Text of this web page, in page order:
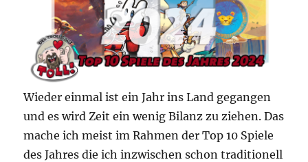
Wieder einmal ist ein Jahr ins Land gegangen
und es wird Zeit ein wenig Bilanz zu ziehen. Das
mache ich meist im Rahmen der Top 10 Spiele
des Jahres die ich inzwischen schon traditionell